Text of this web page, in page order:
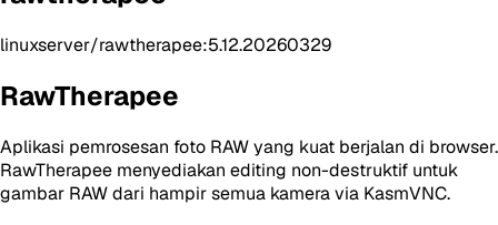
linuxserver/rawtherapee:5.12.20260329
RawTherapee
Aplikasi pemrosesan foto RAW yang kuat berjalan di browser.
RawTherapee menyediakan editing non-destruktif untuk
gambar RAW dari hampir semua kamera via KasmVNC.